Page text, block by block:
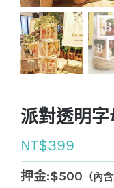
派對透明
NT$399
押金:$500 （內